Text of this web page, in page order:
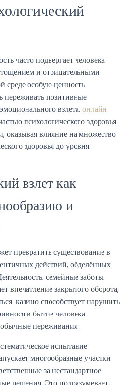
часто подвергает человека
и отрицательными
среде особую ценность
переживать позитивные
взлета. онлайн
психологического здоровья
оказывая влияние на множество
здоровья до уровня
взлет как
и
превратить существование в
действий, обделённых
семейные заботы,
впечатление закрытого оборота,
казино способствует нарушить
в бытие человека
переживания.
испытание
многообразные участки
за нестандартное